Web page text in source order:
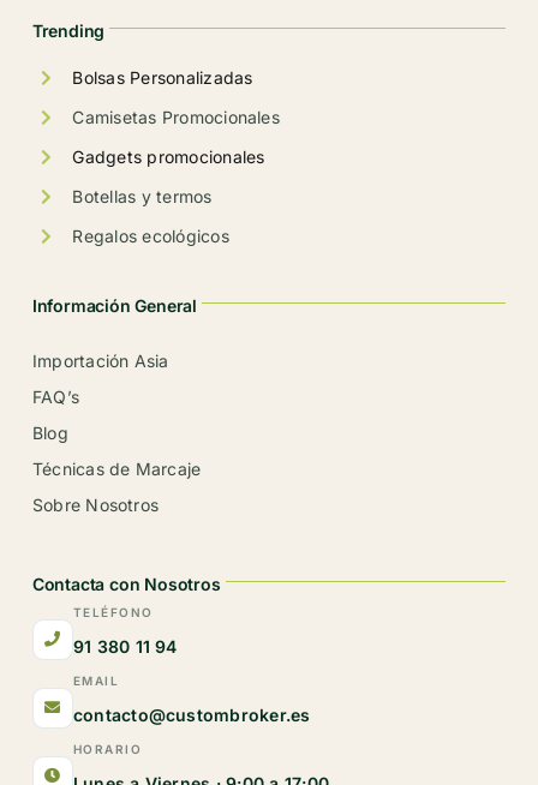
de
producto
Trending
Bolsas Personalizadas
Camisetas Promocionales
Gadgets promocionales
Botellas y termos
Regalos ecológicos
Información General
Importación Asia
FAQ’s
Blog
Técnicas de Marcaje
Sobre Nosotros
Contacta con Nosotros
TELÉFONO
91 380 11 94
EMAIL
contacto@custombroker.es
HORARIO